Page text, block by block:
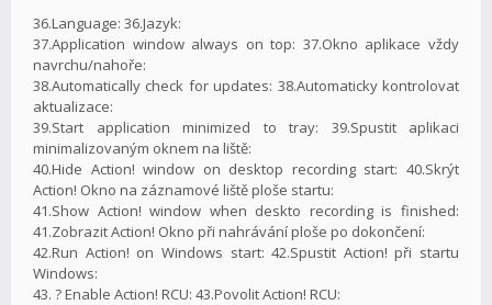
36.Language: 36.Jazyk:
37.Application window always on top: 37.Okno aplikace vždy
navrchu/nahoře:
38.Automatically check for updates: 38.Automaticky kontrolovat
aktualizace:
39.Start application minimized to tray: 39.Spustit aplikaci
minimalizovaným oknem na liště:
40.Hide Action! window on desktop recording start: 40.Skrýt
Action! Okno na záznamové liště ploše startu:
41.Show Action! window when deskto recording is finished:
41.Zobrazit Action! Okno při nahrávání ploše po dokončení:
42.Run Action! on Windows start: 42.Spustit Action! při startu
Windows:
43. ? Enable Action! RCU: 43.Povolit Action! RCU: